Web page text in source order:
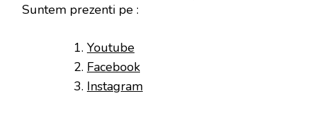
Suntem prezenti pe :
Youtube
Facebook
Instagram